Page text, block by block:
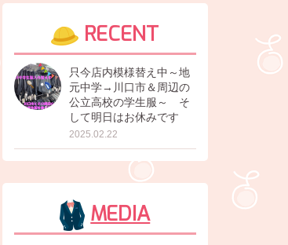
RECENT
只今店内模様替え中～地
元中学→川口市＆周辺の
公立高校の学生服～ そ
して明日はお休みです
2025.02.22
MEDIA